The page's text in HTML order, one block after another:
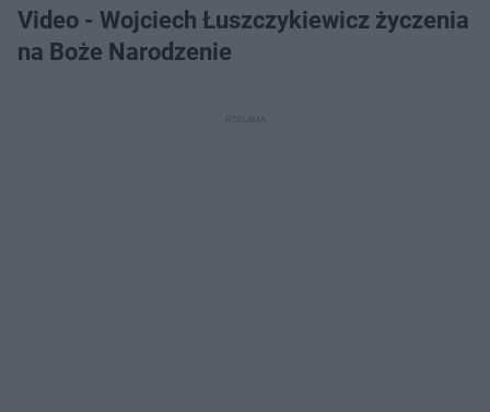
Video - Wojciech Łuszczykiewicz życzenia
na Boże Narodzenie